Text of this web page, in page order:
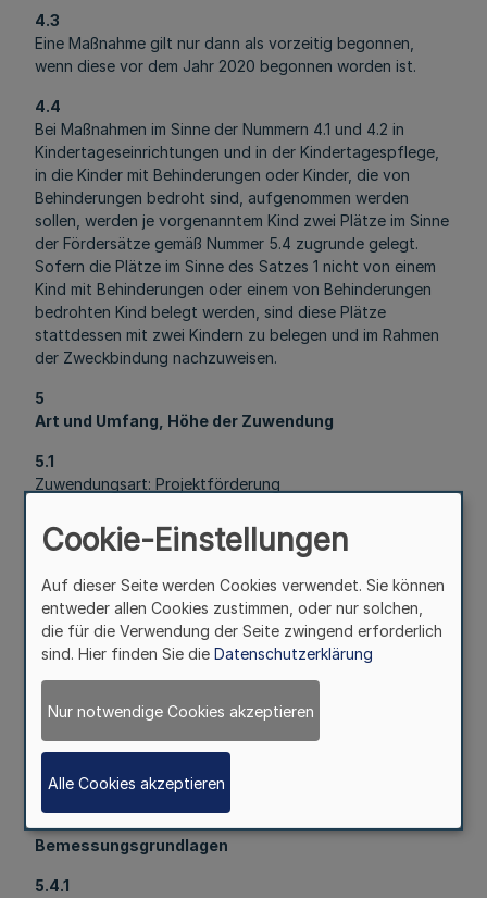
4.3
Eine Maßnahme gilt nur dann als vorzeitig begonnen,
wenn diese vor dem Jahr 2020 begonnen worden ist.
4.4
Bei Maßnahmen im Sinne der Nummern 4.1 und 4.2 in
Kindertageseinrichtungen und in der Kindertagespflege,
in die Kinder mit Behinderungen oder Kinder, die von
Behinderungen bedroht sind, aufgenommen werden
sollen, werden je vorgenanntem Kind zwei Plätze im Sinne
der Fördersätze gemäß Nummer 5.4 zugrunde gelegt.
Sofern die Plätze im Sinne des Satzes 1 nicht von einem
Kind mit Behinderungen oder einem von Behinderungen
bedrohten Kind belegt werden, sind diese Plätze
stattdessen mit zwei Kindern zu belegen und im Rahmen
der Zweckbindung nachzuweisen.
5
Art und Umfang, Höhe der Zuwendung
5.1
Zuwendungsart: Projektförderung
5.2
Finanzierungsart
5.2.1
Anteilfinanzierung für Maßnahmen nach den Nummern
4.1.1 bis 4.1.3 und 4.2.2.
4.2.1.
5.3
Form der Zuwendung: Zuweisung
Bemessungsgrundlagen
5.4.1
Cookie-Einstellungen
Auf dieser Seite werden Cookies verwendet. Sie können
entweder allen Cookies zustimmen, oder nur solchen,
die für die Verwendung der Seite zwingend erforderlich
sind. Hier finden Sie die Datenschutzerklärung
Nur notwendige Cookies akzeptieren
Alle Cookies akzeptieren